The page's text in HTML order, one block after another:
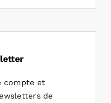
compte et
de